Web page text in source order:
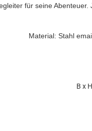
für seine Abenteuer.
Material: Stahl
B x